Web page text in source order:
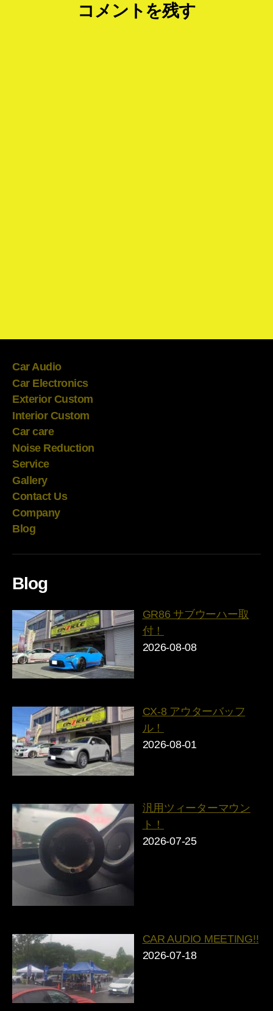
コメントを残す
Car Audio
Car Electronics
Exterior Custom
Interior Custom
Car care
Noise Reduction
Service
Gallery
Contact Us
Company
Blog
Blog
GR86 サブウーハー取
付！
2026-08-08
CX-8 アウターバッフ
ル！
2026-08-01
汎用ツィーターマウン
ト！
2026-07-25
CAR AUDIO MEETING!!
2026-07-18